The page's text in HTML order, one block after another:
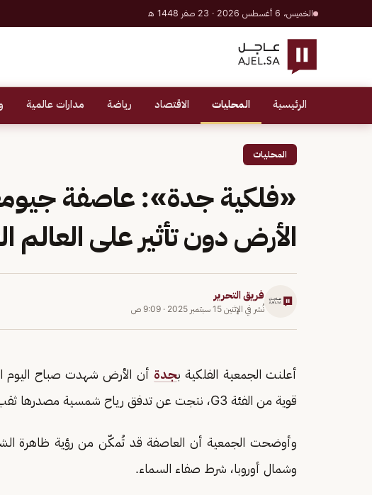
الخميس، 6 أغسطس 2026 · 23 صفر 1448 هـ
الرئيسية المحليات الاقتصاد رياضة مدارات عالمية
المحليات
«فلكية جدة»: عاصفة
الأرض دون تأثير على العالم
فريق التحرير
نُشر في الإثنين 15 سبتمبر 2025 · 9:09 ص
أعلنت الجمعية الفلكية بجدة
قوية من الفئة G3، نتجت عن تدفق رياح شمسية مصدرها ثقب إكليلي في الشمس.
وأوضحت الجمعية أن العاصفة قد تُمكّن من رؤية ظاهرة
وشمال أوروبا، شرط صفاء السماء.